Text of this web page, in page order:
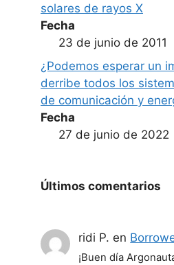
solares de rayos X
Fecha
23 de junio de 2011
¿Podemos esperar un
derribe todos los
de comunicación y
Fecha
27 de junio de 2022
Últimos comentarios
ridi P. en
¡Buen día